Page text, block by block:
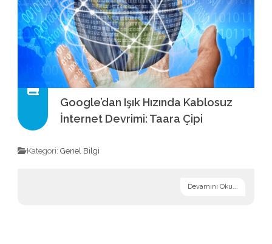
Google’dan Işık Hızında Kablosuz
İnternet Devrimi: Taara Çipi
Kategori: Genel Bilgi
Devamını Oku...